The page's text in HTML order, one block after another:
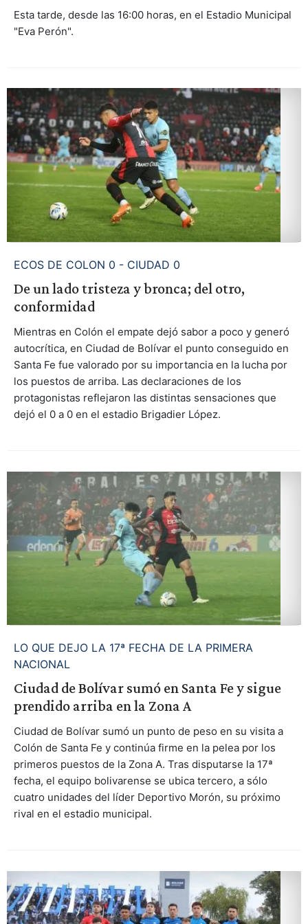
Esta tarde, desde las 16:00 horas, en el Estadio Municipal
"Eva Perón".
ECOS DE COLON 0 - CIUDAD 0
De un lado tristeza y bronca; del otro,
conformidad
Mientras en Colón el empate dejó sabor a poco y generó
autocrítica, en Ciudad de Bolívar el punto conseguido en
Santa Fe fue valorado por su importancia en la lucha por
los puestos de arriba. Las declaraciones de los
protagonistas reflejaron las distintas sensaciones que
dejó el 0 a 0 en el estadio Brigadier López.
LO QUE DEJO LA 17ª FECHA DE LA PRIMERA
NACIONAL
Ciudad de Bolívar sumó en Santa Fe y sigue
prendido arriba en la Zona A
Ciudad de Bolívar sumó un punto de peso en su visita a
Colón de Santa Fe y continúa firme en la pelea por los
primeros puestos de la Zona A. Tras disputarse la 17ª
fecha, el equipo bolivarense se ubica tercero, a sólo
cuatro unidades del líder Deportivo Morón, su próximo
rival en el estadio municipal.